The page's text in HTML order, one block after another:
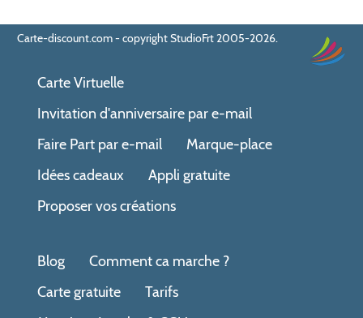
Carte-discount.com - copyright StudioFrt 2005-2026.
Carte Virtuelle
Invitation d'anniversaire par e-mail
Faire Part par e-mail
Marque-place
Idées cadeaux
Appli gratuite
Proposer vos créations
Blog
Comment ca marche ?
Carte gratuite
Tarifs